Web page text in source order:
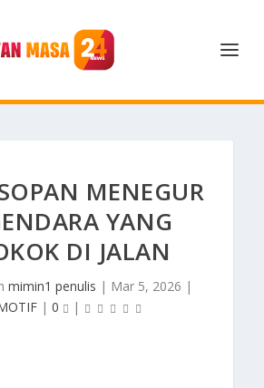
MENEGUR
YANG
DI JALAN
mimin1 penulis | Mar 5, 2026 |
| 0 |